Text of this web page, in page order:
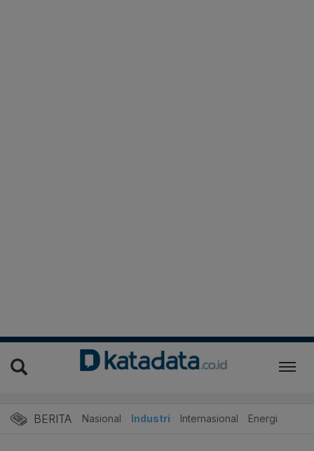
BERITA Nasional Industri Internasional Energi